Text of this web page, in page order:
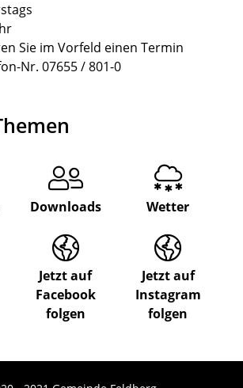
Sie im Vorfeld einen Termin
Nr. 07655 / 801-0
Downloads Wetter
Jetzt auf
Facebook
folgen
Jetzt auf
Instagram
folgen